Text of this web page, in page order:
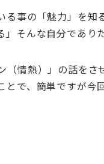
る事の「魅力」を知
そんな自分であり
情熱）」の話をさ
で、簡単ですが今